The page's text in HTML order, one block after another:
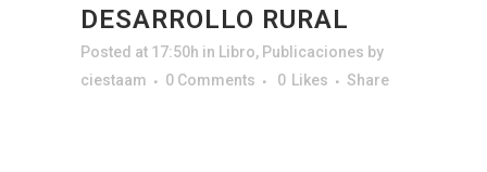
DESARROLLO RURAL
Posted at 17:50h in Libro, Publicaciones by
ciestaam
0 Comments 0 Likes Share